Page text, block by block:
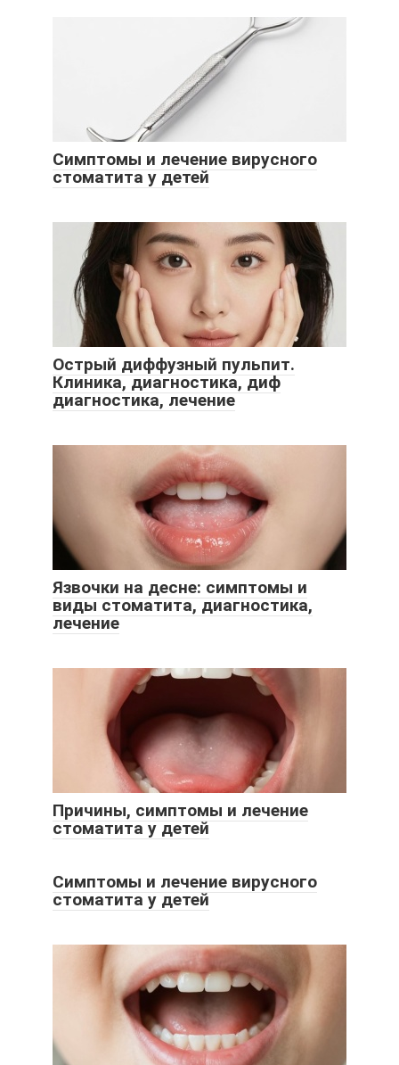
Симптомы и лечение вирусного
стоматита у детей
Острый диффузный пульпит.
Клиника, диагностика, диф
диагностика, лечение
Язвочки на десне: симптомы и
виды стоматита, диагностика,
лечение
Причины, симптомы и лечение
стоматита у детей
Симптомы и лечение вирусного
стоматита у детей